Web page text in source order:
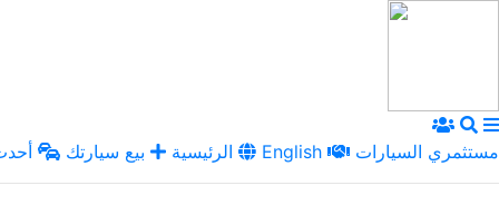
الرئيسية بيع سيارتك English مستثمري السيارات